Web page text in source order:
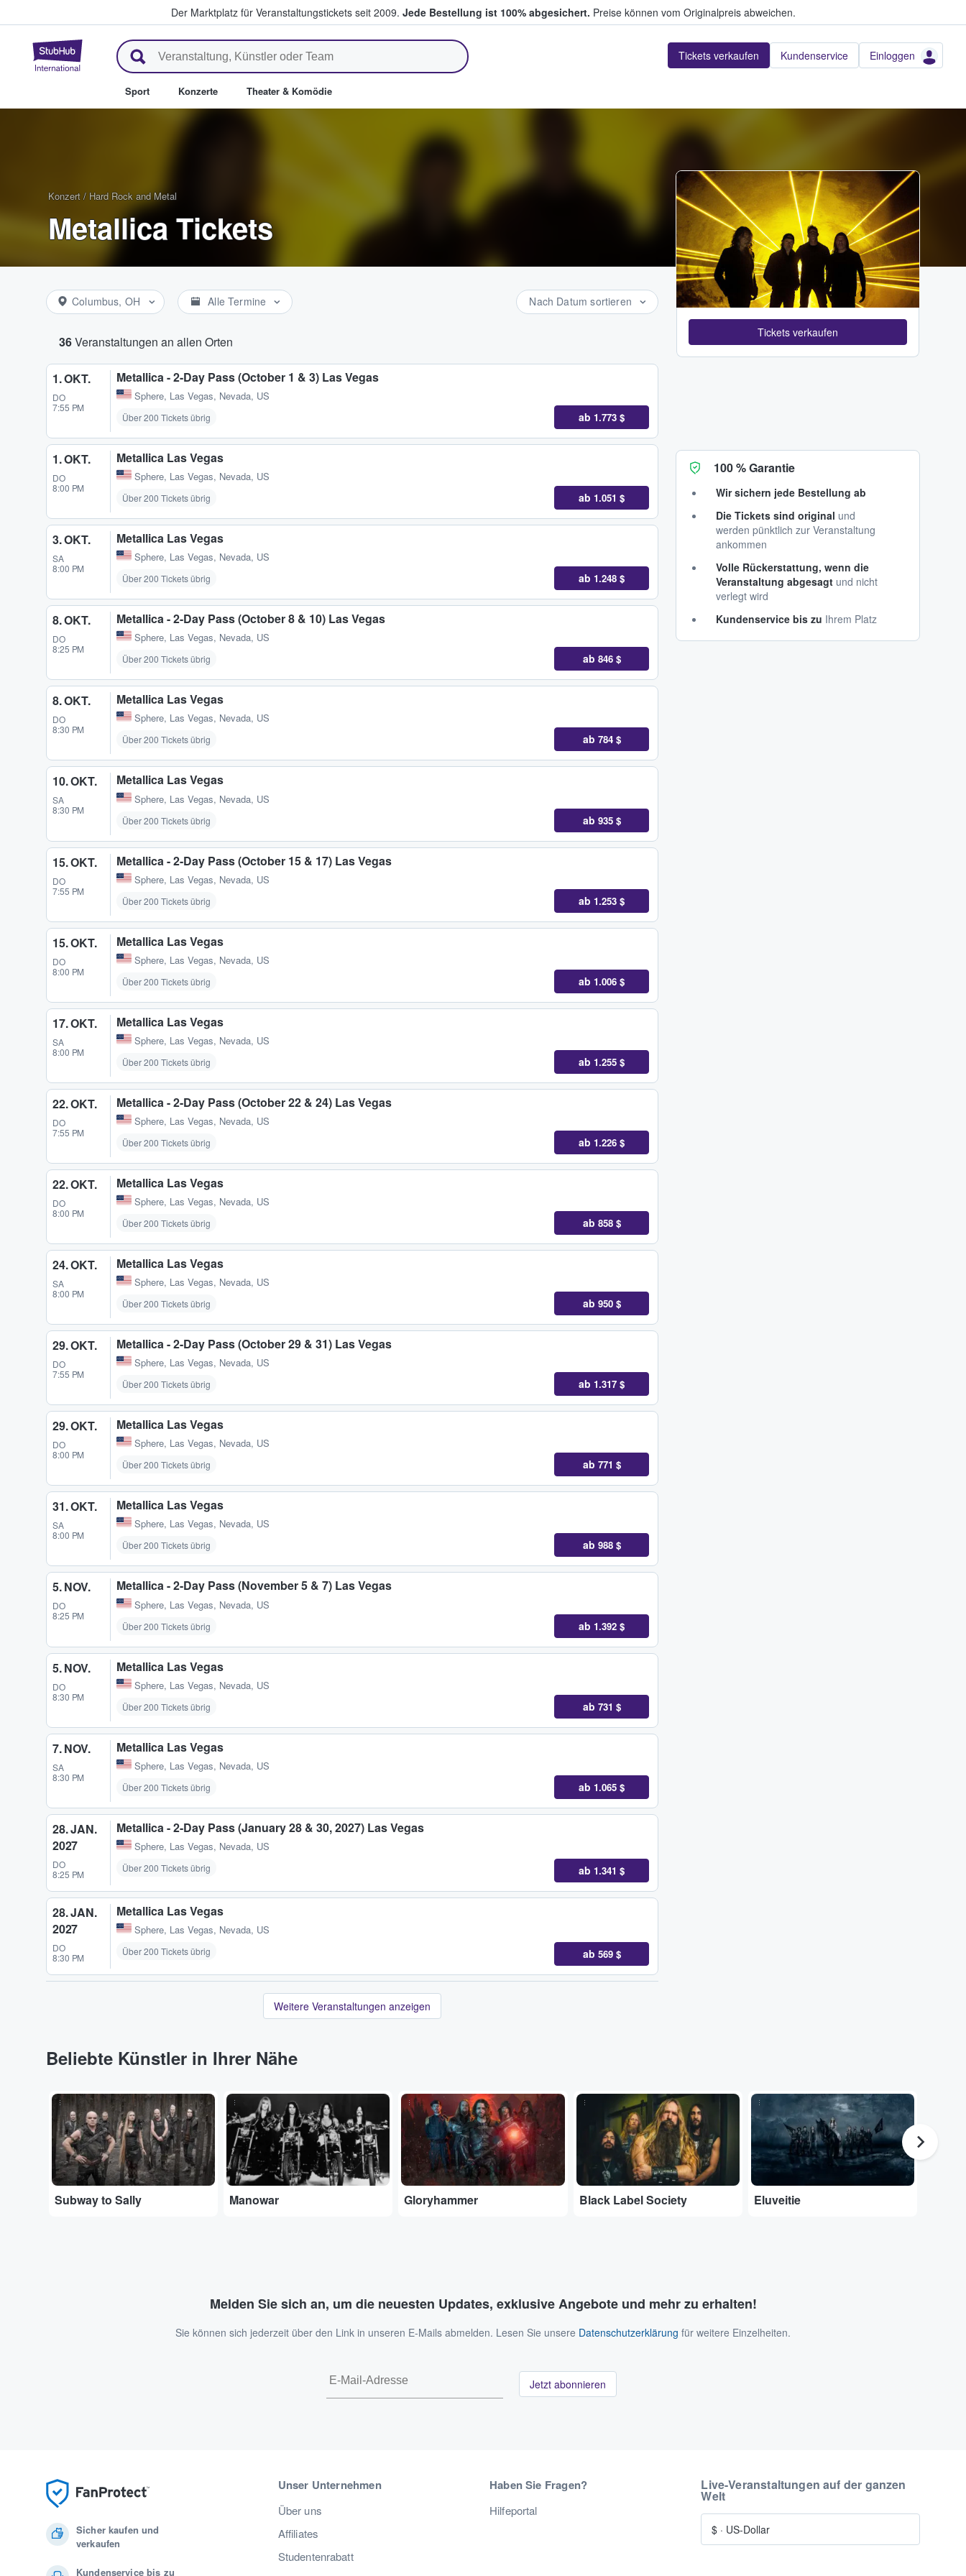
Der Marktplatz für Veranstaltungstickets seit 2009. Jede Bestellung ist 100% abgesichert. Preise können vom Originalpreis abweichen.
StubHub - Wo Fans Tickets kaufen & verkaufen Tickets verkaufen Kundenservice Einloggen
Sport Konzerte Theater & Komödie
Konzert / Hard Rock and Metal
Metallica Tickets
Columbus, OH Alle Termine Nach Datum sortieren
36Veranstaltungen an allen Orten
1. OKT.
DO
7:55 PM
Metallica - 2-Day Pass (October 1 & 3) Las Vegas
Sphere, Las Vegas, Nevada, US
Über 200 Tickets übrig ab 1.773 $
1. OKT.
DO
8:00 PM
Metallica Las Vegas
Sphere, Las Vegas, Nevada, US
Über 200 Tickets übrig ab 1.051 $
3. OKT.
SA
8:00 PM
Metallica Las Vegas
Sphere, Las Vegas, Nevada, US
Über 200 Tickets übrig ab 1.248 $
8. OKT.
DO
8:25 PM
Metallica - 2-Day Pass (October 8 & 10) Las Vegas
Sphere, Las Vegas, Nevada, US
Über 200 Tickets übrig ab 846 $
8. OKT.
DO
8:30 PM
Metallica Las Vegas
Sphere, Las Vegas, Nevada, US
Über 200 Tickets übrig ab 784 $
10. OKT.
SA
8:30 PM
Metallica Las Vegas
Sphere, Las Vegas, Nevada, US
Über 200 Tickets übrig ab 935 $
15. OKT.
DO
7:55 PM
Metallica - 2-Day Pass (October 15 & 17) Las Vegas
Sphere, Las Vegas, Nevada, US
Über 200 Tickets übrig ab 1.253 $
15. OKT.
DO
8:00 PM
Metallica Las Vegas
Sphere, Las Vegas, Nevada, US
Über 200 Tickets übrig ab 1.006 $
17. OKT.
SA
8:00 PM
Metallica Las Vegas
Sphere, Las Vegas, Nevada, US
Über 200 Tickets übrig ab 1.255 $
22. OKT.
DO
7:55 PM
Metallica - 2-Day Pass (October 22 & 24) Las Vegas
Sphere, Las Vegas, Nevada, US
Über 200 Tickets übrig ab 1.226 $
22. OKT.
DO
8:00 PM
Metallica Las Vegas
Sphere, Las Vegas, Nevada, US
Über 200 Tickets übrig ab 858 $
24. OKT.
SA
8:00 PM
Metallica Las Vegas
Sphere, Las Vegas, Nevada, US
Über 200 Tickets übrig ab 950 $
29. OKT.
DO
7:55 PM
Metallica - 2-Day Pass (October 29 & 31) Las Vegas
Sphere, Las Vegas, Nevada, US
Über 200 Tickets übrig ab 1.317 $
29. OKT.
DO
8:00 PM
Metallica Las Vegas
Sphere, Las Vegas, Nevada, US
Über 200 Tickets übrig ab 771 $
31. OKT.
SA
8:00 PM
Metallica Las Vegas
Sphere, Las Vegas, Nevada, US
Über 200 Tickets übrig ab 988 $
5. NOV.
DO
8:25 PM
Metallica - 2-Day Pass (November 5 & 7) Las Vegas
Sphere, Las Vegas, Nevada, US
Über 200 Tickets übrig ab 1.392 $
5. NOV.
DO
8:30 PM
Metallica Las Vegas
Sphere, Las Vegas, Nevada, US
Über 200 Tickets übrig ab 731 $
7. NOV.
SA
8:30 PM
Metallica Las Vegas
Sphere, Las Vegas, Nevada, US
Über 200 Tickets übrig ab 1.065 $
28. JAN.
2027
DO
8:25 PM
Metallica - 2-Day Pass (January 28 & 30, 2027) Las Vegas
Sphere, Las Vegas, Nevada, US
Über 200 Tickets übrig ab 1.341 $
28. JAN.
2027
DO
8:30 PM
Metallica Las Vegas
Sphere, Las Vegas, Nevada, US
Über 200 Tickets übrig ab 569 $
Weitere Veranstaltungen anzeigen
Tickets verkaufen
100 % Garantie
Wir sichern jede Bestellung ab
Die Tickets sind original und
werden pünktlich zur Veranstaltung
ankommen
Volle Rückerstattung, wenn die
Veranstaltung abgesagt und nicht
verlegt wird
Kundenservice bis zu Ihrem Platz
Beliebte Künstler in Ihrer Nähe
...
Subway to Sally
...
Manowar
...
Gloryhammer
...
Black Label Society
...
Eluveitie
Melden Sie sich an, um die neuesten Updates, exklusive Angebote und mehr zu erhalten!
Sie können sich jederzeit über den Link in unseren E-Mails abmelden. Lesen Sie unsere Datenschutzerklärung für weitere Einzelheiten.
Jetzt abonnieren
Sicher kaufen und
verkaufen
Kundenservice bis zu
Unser Unternehmen
Über uns
Affiliates
Studentenrabatt
Haben Sie Fragen?
Hilfeportal
Live-Veranstaltungen auf der ganzen
Welt
$ · US-Dollar